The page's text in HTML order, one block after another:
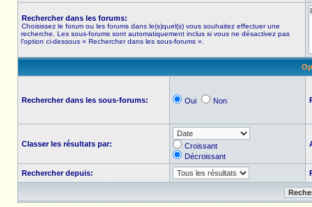
Rechercher dans les forums:
Choisissez le forum ou les forums dans le(s)quel(s) vous souhaitez effectuer une
recherche. Les sous-forums sont automatiquement inclus si vous ne désactivez pas
l’option ci-dessous « Rechercher dans les sous-forums ».
Rechercher dans les sous-forums: Oui Non
Classer les résultats par:
Croissant
Décroissant
Rechercher depuis: